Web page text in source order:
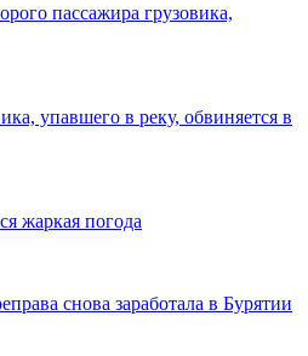
пассажира грузовика,
упавшего в реку, обвиняется в
жаркая погода
снова заработала в Бурятии